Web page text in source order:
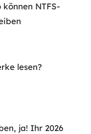
können NTFS-
lesen?
ja! Ihr 2026